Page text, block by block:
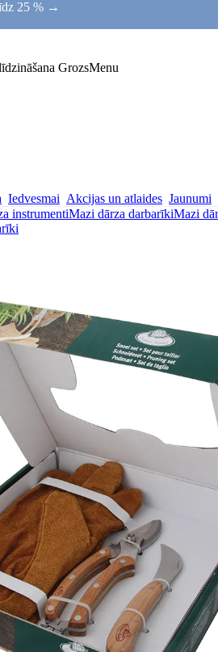
25 % →
GrozsMenu
Iedvesmai Akcijas un atlaides Jaunumi
instrumentiMazi dārza darbarīkiMazi